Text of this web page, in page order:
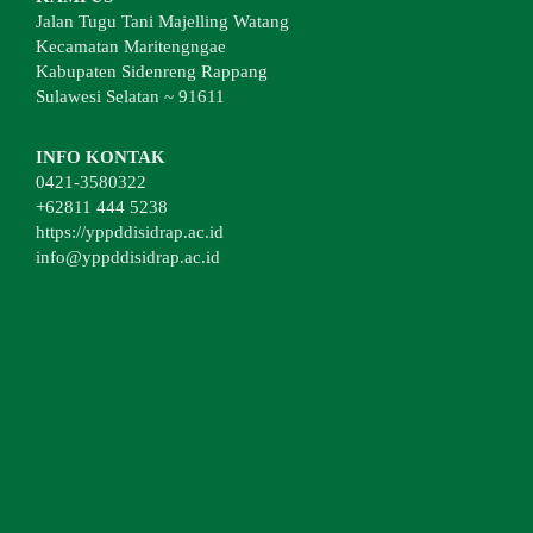
Jalan Tugu Tani Majelling Watang
Kecamatan Maritengngae
Kabupaten Sidenreng Rappang
Sulawesi Selatan ~ 91611
INFO KONTAK
0421-3580322
+62811 444 5238
https://yppddisidrap.ac.id
info@yppddisidrap.ac.id